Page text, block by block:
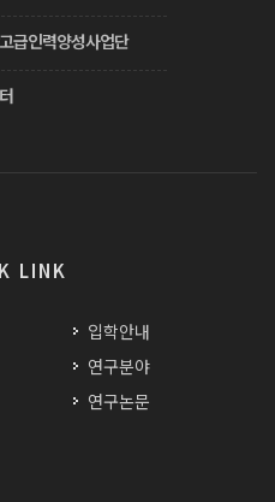
급인력양성사업단
LINK
입학안내
연구분야
연구논문